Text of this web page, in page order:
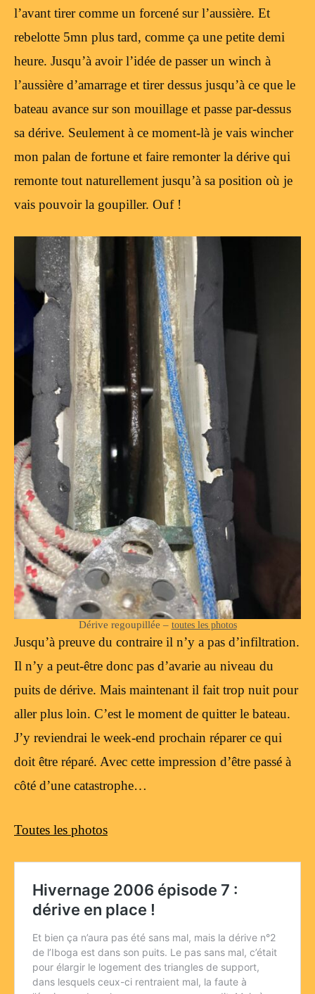
l’avant tirer comme un forcené sur l’aussière. Et
rebelotte 5mn plus tard, comme ça une petite demi
heure. Jusqu’à avoir l’idée de passer un winch à
l’aussière d’amarrage et tirer dessus jusqu’à ce que le
bateau avance sur son mouillage et passe par-dessus
sa dérive. Seulement à ce moment-là je vais wincher
mon palan de fortune et faire remonter la dérive qui
remonte tout naturellement jusqu’à sa position où je
vais pouvoir la goupiller. Ouf !
Dérive regoupillée – toutes les photos
Jusqu’à preuve du contraire il n’y a pas d’infiltration.
Il n’y a peut-être donc pas d’avarie au niveau du
puits de dérive. Mais maintenant il fait trop nuit pour
aller plus loin. C’est le moment de quitter le bateau.
J’y reviendrai le week-end prochain réparer ce qui
doit être réparé. Avec cette impression d’être passé à
côté d’une catastrophe…
Toutes les photos